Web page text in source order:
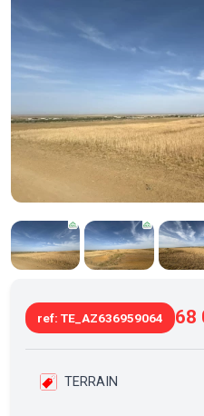
ref: TE_AZ636959064 68
TERRAIN